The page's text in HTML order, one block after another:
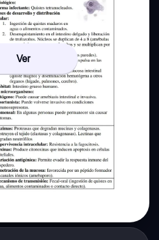
Ver